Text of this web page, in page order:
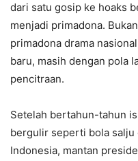
dari satu gosip ke hoaks
menjadi primadona.
primadona drama
baru, masih dengan pola
pencitraan.
Setelah bertahun-tahun
bergulir seperti bola
Indonesia, mantan